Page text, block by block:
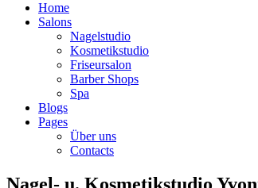
Home
Salons
Nagelstudio
Kosmetikstudio
Friseursalon
Barber Shops
Spa
Blogs
Pages
Über uns
Contacts